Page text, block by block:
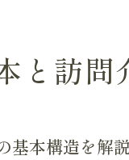
と訪問
基本構造を解説